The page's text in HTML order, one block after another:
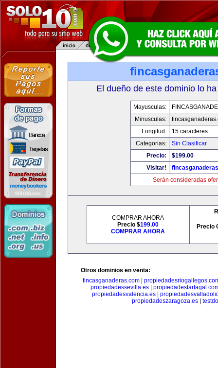
El dueño de este dominio lo
Mayusculas:
Minusculas:
Longitud:
15 caracteres
Categorias:
Sin Clasificar
Precio:
$199.00
Visitar!
Serán consideradas
COMPRAR AHORA
Precio $199.00
COMPRAR AHORA
Precio
Otros dominios en venta:
fincasganaderas.com
propiedadessevilla.es
propiedadesvalencia.es|
propiedadeszaragoza.es|